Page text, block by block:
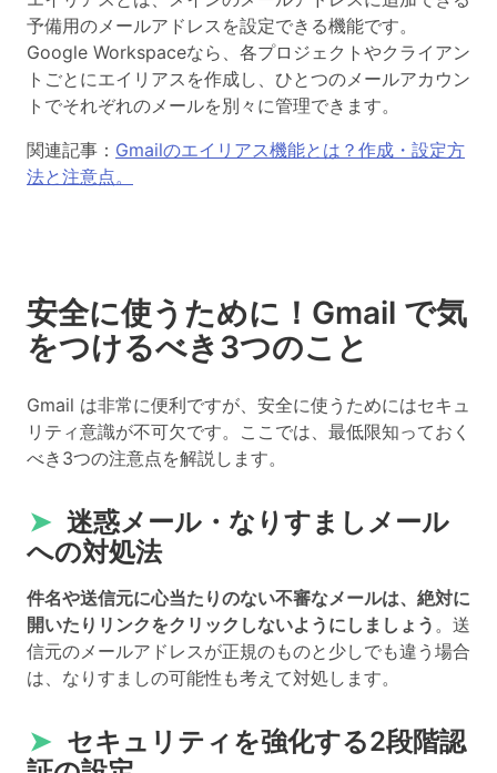
予備用のメールアドレスを設定できる機能です。
Google Workspaceなら、各プロジェクトやクライアン
トごとにエイリアスを作成し、ひとつのメールアカウン
トでそれぞれのメールを別々に管理できます。
関連記事： Gmailのエイリアス機能とは？作成・設定方
法と注意点。
安全に使うために！Gmail で気
をつけるべき3つのこと
Gmail は非常に便利ですが、安全に使うためにはセキュ
リティ意識が不可欠です。ここでは、最低限知っておく
べき3つの注意点を解説します。
➤ 迷惑メール・なりすましメール
への対処法
件名や送信元に心当たりのない不審なメールは、絶対に
開いたりリンクをクリックしないようにしましょう 。送
信元のメールアドレスが正規のものと少しでも違う場合
は、なりすましの可能性も考えて対処します。
➤ セキュリティを強化する2段階認